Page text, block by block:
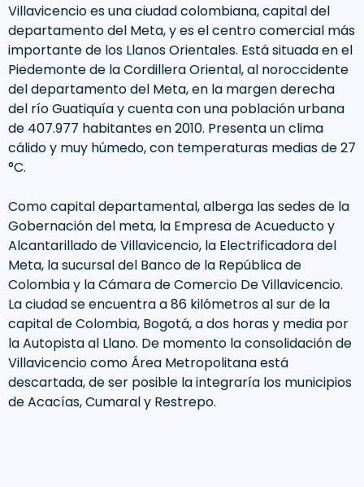
Villavicencio es una ciudad colombiana, capital del
departamento del Meta, y es el centro comercial más
importante de los Llanos Orientales. Está situada en el
Piedemonte de la Cordillera Oriental, al noroccidente
del departamento del Meta, en la margen derecha
del río Guatiquía y cuenta con una población urbana
de 407.977 habitantes en 2010. Presenta un clima
cálido y muy húmedo, con temperaturas medias de 27
°C.
Como capital departamental, alberga las sedes de la
Gob​e​rnación del meta, la Empresa de Acueducto y
Alcantarillado de Villavicencio, la Electrificadora del
Meta, la sucursal del Banco de la República de
Colombia y la Cámara d​e Comercio De Villavicencio.
La ciudad se encuentra a 86 kilómetros al sur de la
capital de Colombia, Bogotá, a dos horas y media por
la Autopista al Llano. De momento la consolidación de
Villavicencio como Área Metropolitana está
descartada, de ser posible la integraría los municipios
de Acacías, Cumaral y Restrepo.